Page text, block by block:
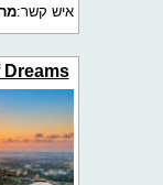
איש קשר:
Dreams